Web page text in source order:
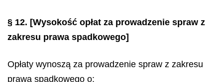
§ 12. [Wysokość opłat za prowadzenie spraw z
zakresu prawa spadkowego]
Opłaty wynoszą za prowadzenie spraw z zakresu
prawa spadkowego o: